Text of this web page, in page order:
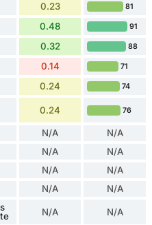
0.23 81
0.48 91
0.32 88
0.14 71
0.24 74
0.24 76
N/A N/A
N/A N/A
N/A N/A
N/A N/A
N/A N/A